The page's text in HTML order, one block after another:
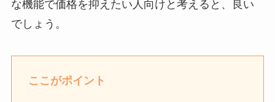
な機能で価格を抑えたい人向けと考えると、良い
でしょう。
ここがポイント